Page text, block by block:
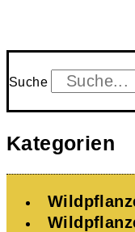
Suche
Kategorien